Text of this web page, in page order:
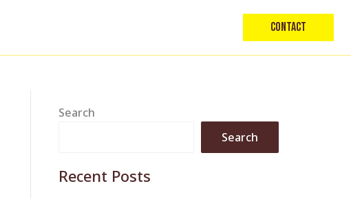
Contact
Search
Search
Recent Posts